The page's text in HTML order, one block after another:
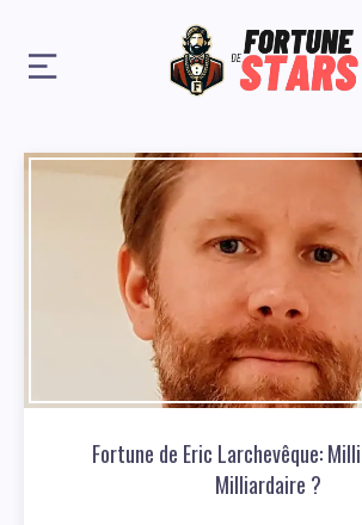
Fortune de Eric Larchevêque:
Milliardaire ?